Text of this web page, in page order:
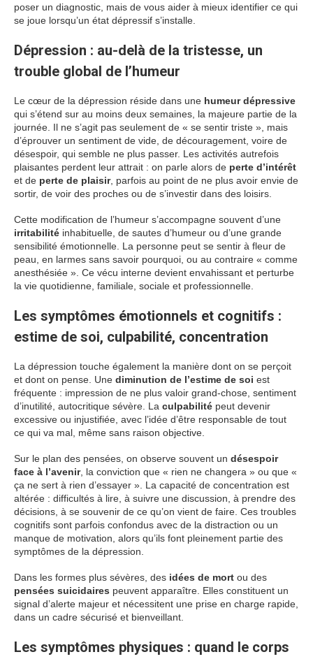
poser un diagnostic, mais de vous aider à mieux identifier ce qui
se joue lorsqu’un état dépressif s’installe.
Dépression : au-delà de la tristesse, un
trouble global de l’humeur
Le cœur de la dépression réside dans une humeur dépressive
qui s’étend sur au moins deux semaines, la majeure partie de la
journée. Il ne s’agit pas seulement de « se sentir triste », mais
d’éprouver un sentiment de vide, de découragement, voire de
désespoir, qui semble ne plus passer. Les activités autrefois
plaisantes perdent leur attrait : on parle alors de perte d’intérêt
et de perte de plaisir, parfois au point de ne plus avoir envie de
sortir, de voir des proches ou de s’investir dans des loisirs.
Cette modification de l’humeur s’accompagne souvent d’une
irritabilité inhabituelle, de sautes d’humeur ou d’une grande
sensibilité émotionnelle. La personne peut se sentir à fleur de
peau, en larmes sans savoir pourquoi, ou au contraire « comme
anesthésiée ». Ce vécu interne devient envahissant et perturbe
la vie quotidienne, familiale, sociale et professionnelle.
Les symptômes émotionnels et cognitifs :
estime de soi, culpabilité, concentration
La dépression touche également la manière dont on se perçoit
et dont on pense. Une diminution de l’estime de soi est
fréquente : impression de ne plus valoir grand-chose, sentiment
d’inutilité, autocritique sévère. La culpabilité peut devenir
excessive ou injustifiée, avec l’idée d’être responsable de tout
ce qui va mal, même sans raison objective.
Sur le plan des pensées, on observe souvent un désespoir
face à l’avenir, la conviction que « rien ne changera » ou que «
ça ne sert à rien d’essayer ». La capacité de concentration est
altérée : difficultés à lire, à suivre une discussion, à prendre des
décisions, à se souvenir de ce qu’on vient de faire. Ces troubles
cognitifs sont parfois confondus avec de la distraction ou un
manque de motivation, alors qu’ils font pleinement partie des
symptômes de la dépression.
Dans les formes plus sévères, des idées de mort ou des
pensées suicidaires peuvent apparaître. Elles constituent un
signal d’alerte majeur et nécessitent une prise en charge rapide,
dans un cadre sécurisé et bienveillant.
Les symptômes physiques : quand le corps